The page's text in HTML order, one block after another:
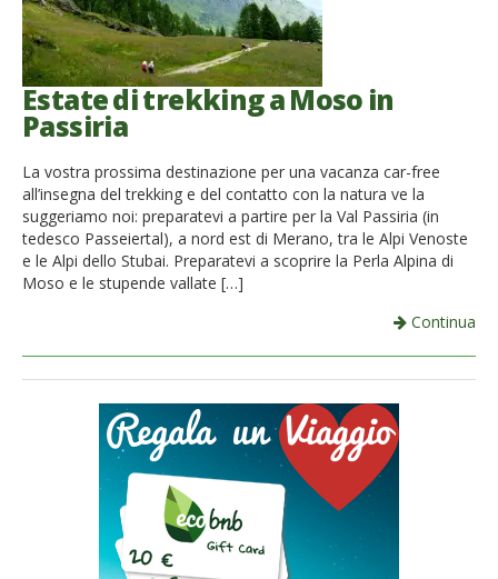
Estate di trekking a Moso in
Passiria
La vostra prossima destinazione per una vacanza car-free
all’insegna del trekking e del contatto con la natura ve la
suggeriamo noi: preparatevi a partire per la Val Passiria (in
tedesco Passeiertal), a nord est di Merano, tra le Alpi Venoste
e le Alpi dello Stubai. Preparatevi a scoprire la Perla Alpina di
Moso e le stupende vallate […]
Continua